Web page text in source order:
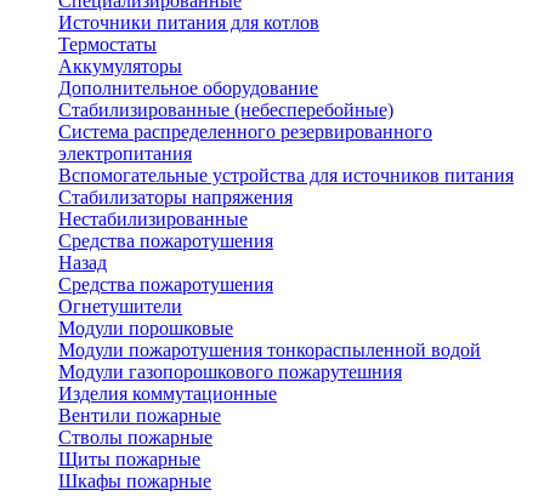
Источники питания для котлов
Термостаты
Аккумуляторы
Дополнительное оборудование
Стабилизированные (небесперебойные)
Система распределенного резервированного
электропитания
Вспомогательные устройства для источников питания
Стабилизаторы напряжения
Нестабилизированные
Средства пожаротушения
Назад
Средства пожаротушения
Огнетушители
Модули порошковые
Модули пожаротушения тонкораспыленной водой
Модули газопорошкового пожарутешния
Изделия коммутационные
Вентили пожарные
Стволы пожарные
Щиты пожарные
Шкафы пожарные